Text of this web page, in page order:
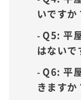
いですか
Q5: 平
はないで
Q6: 平
きますか